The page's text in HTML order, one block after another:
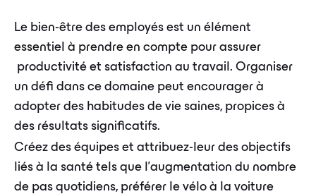
Le bien-être des employés est un élément
essentiel à prendre en compte pour assurer
productivité et satisfaction au travail. Organiser
un défi dans ce domaine peut encourager à
adopter des habitudes de vie saines, propices à
des résultats significatifs.
Créez des équipes et attribuez-leur des objectifs
liés à la santé tels que l'augmentation du nombre
de pas quotidiens, préférer le vélo à la voiture